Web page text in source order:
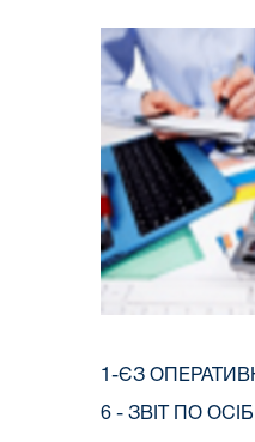
1-ЄЗ
6 - ЗВІТ ПО